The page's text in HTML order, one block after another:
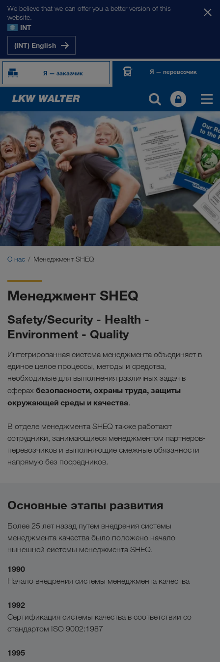
We believe that we can offer you a better version of this
website.
INT
(INT) English
Я — заказчик Я — перевозчик
О НАС
Информация о компании
Менеджмент SHEQ
Социальная ответственность
Сертификаты
Compliance
WALTER GROUP
О нас Менеджмент SHEQ
Менеджмент SHEQ
Safety/Security - Health -
Environment - Quality
Интегрированная система менеджмента объединяет в
единое целое процессы, методы и средства,
необходимые для выполнения различных задач в
сферах безопасности, охраны труда, защиты
окружающей среды и качества.
В отделе менеджмента SHEQ также работают
сотрудники, занимающиеся менеджментом партнеров-
перевозчиков и выполняющие смежные обязанности
напрямую без посредников.
Основные этапы развития
Более 25 лет назад путем внедрения системы
менеджмента качества было положено начало
нынешней системы менеджмента SHEQ.
1990
Начало внедрения системы менеджмента качества
1992
Сертификация системы качества в соответствии со
стандартом ISO 9002:1987
1995